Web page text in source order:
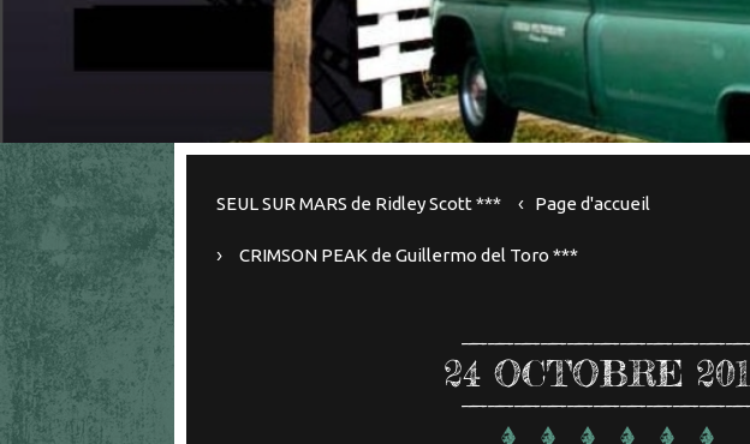
SEUL SUR MARS de Ridley Scott *** Page d'accueil
CRIMSON PEAK de Guillermo del Toro ***
24 OCTOBRE